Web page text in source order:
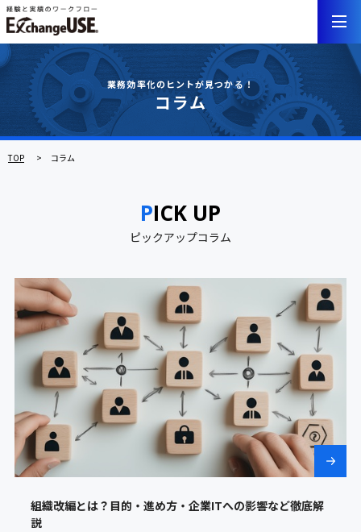
業務効率化のヒントが見つかる！
コラム
TOP コラム
PICK UP
ピックアップコラム
組織改編とは？目的・進め方・企業ITへの影響など徹底解
説